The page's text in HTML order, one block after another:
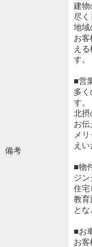
備考
建物
尽く
地域
お客
え
す。
■営
多く
す。
北摂
お伝
メ
えい
■物
ジ
住宅
教育
とな
■お
お客